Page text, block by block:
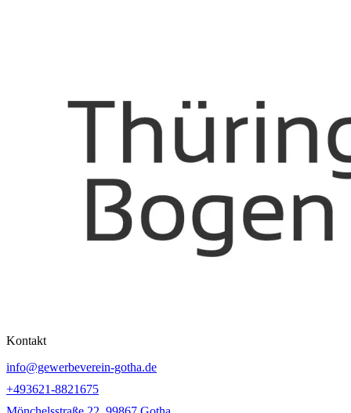
Kontakt
info@gewerbeverein-gotha.de
+493621-8821675